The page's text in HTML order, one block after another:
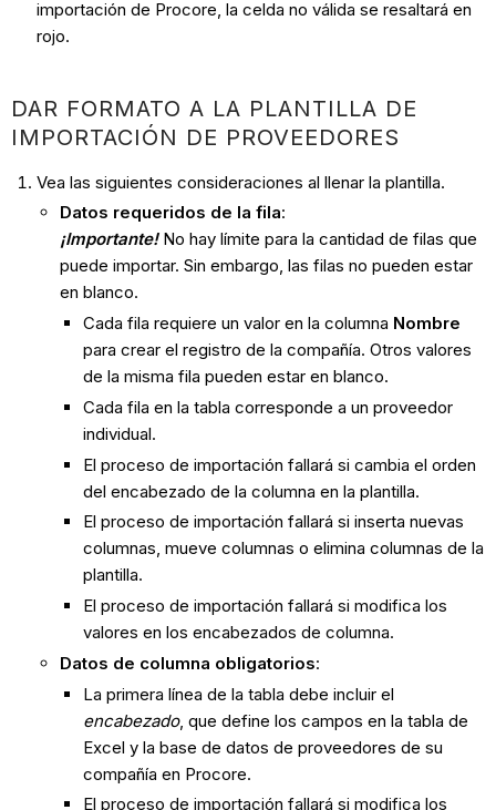
importación de Procore, la celda no válida se resaltará en
rojo.
DAR FORMATO A LA PLANTILLA DE
IMPORTACIÓN DE PROVEEDORES
Vea las siguientes consideraciones al llenar la plantilla.
Datos requeridos de la fila:
¡Importante!No hay límite para la cantidad de filas que
puede importar. Sin embargo, las filas no pueden estar
en blanco.
Cada fila requiere un valor en la columna Nombre
para crear el registro de la compañía. Otros valores
de la misma fila pueden estar en blanco.
Cada fila en la tabla corresponde a un proveedor
individual.
El proceso de importación fallará si cambia el orden
del encabezado de la columna en la plantilla.
El proceso de importación fallará si inserta nuevas
columnas, mueve columnas o elimina columnas de la
plantilla.
El proceso de importación fallará si modifica los
valores en los encabezados de columna.
Datos de columna obligatorios:
La primera línea de la tabla debe incluir el
encabezado, que define los campos en la tabla de
Excel y la base de datos de proveedores de su
compañía en Procore.
El proceso de importación fallará si modifica los